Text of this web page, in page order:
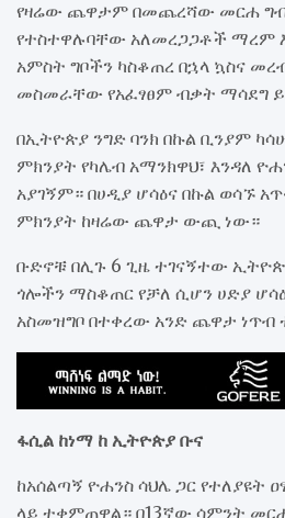
የዛሬው ጨዋታም በመጨረሻው መርሐ
የተስተዋሉባቸው አለመረጋጋቶች
አምስት ግቦችን ካስቆጠረ በኋላ ኳስና
መስመራቸው የአፈፃፀም ብቃት ማሳደግ
በኢትዮጵያ ንግድ ባንክ በኩል ቢንያም
ምክንያት የካሌብ አማንክዋህ፣ እንዳለ
አያገኝም። በሀዲያ ሆሳዕና በኩል ወሳኙ
ምክንያት ከዛሬው ጨዋታ ውጪ ነው።
ቡድኖቹ በሊጉ 6 ጊዜ ተገናኝተው
ጎሎችን ማስቆጠር የቻለ ሲሆን ሀድያ
አስመዝግቦ በተቀረው አንድ ጨዋታ ነጥብ
ፋሲል ከነማ ከ ኢትዮጵያ ቡና
ከአሰልጣኝ ዮሐንስ ሳህሌ ጋር የተለያዩት
ላይ ተቀምጠዋል። በ13ኛው ሳምንት